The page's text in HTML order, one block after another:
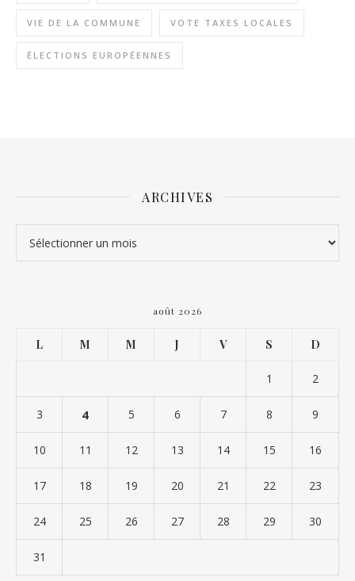
VIE DE LA COMMUNE VOTE TAXES LOCALES
ÉLECTIONS EUROPÉENNES
ARCHIVES
août 2026
L M M J V S D
1 2
3 4 5 6 7 8 9
10 11 12 13 14 15 16
17 18 19 20 21 22 23
24 25 26 27 28 29 30
31